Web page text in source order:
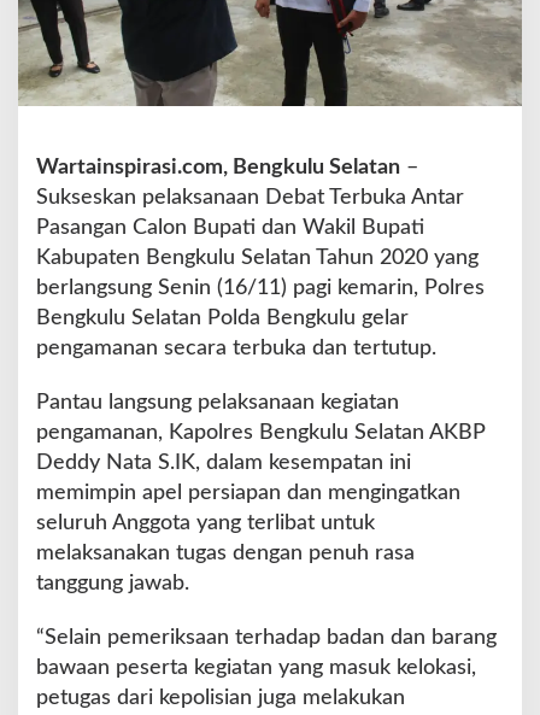
k
a
l
a
d
,
P
o
l
e
s
S
H
i
m
P
r
o
Wartainspirasi.com, Bengkulu Selatan –
Sukseskan pelaksanaan Debat Terbuka Antar
Pasangan Calon Bupati dan Wakil Bupati
Kabupaten Bengkulu Selatan Tahun 2020 yang
berlangsung Senin (16/11) pagi kemarin, Polres
Bengkulu Selatan Polda Bengkulu gelar
pengamanan secara terbuka dan tertutup.
Pantau langsung pelaksanaan kegiatan
pengamanan, Kapolres Bengkulu Selatan AKBP
Deddy Nata S.IK, dalam kesempatan ini
memimpin apel persiapan dan mengingatkan
seluruh Anggota yang terlibat untuk
melaksanakan tugas dengan penuh rasa
tanggung jawab.
“Selain pemeriksaan terhadap badan dan barang
bawaan peserta kegiatan yang masuk kelokasi,
petugas dari kepolisian juga melakukan